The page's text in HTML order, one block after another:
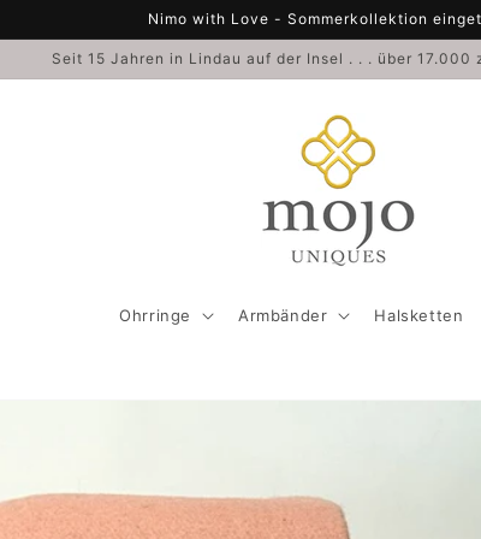
Nimo with Love - Sommerkollektion
Seit 15 Jahren in Lindau auf der Insel . . . über 17.000
Ohrringe Armbänder Halsketten